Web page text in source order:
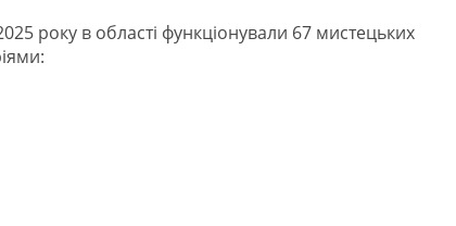
року в області функціонували 67 мистецьких